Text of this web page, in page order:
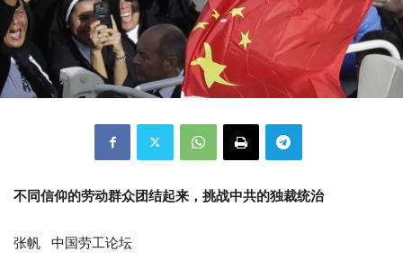
不同信仰的劳动群众团结起来，挑战中共的独裁统治
张帆 中国劳工论坛